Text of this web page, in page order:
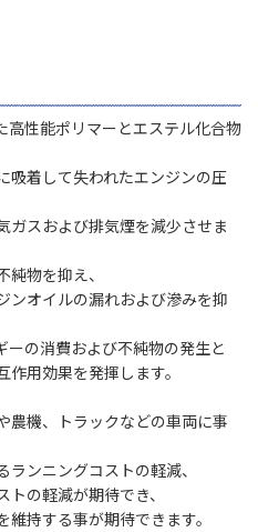
高性能ポリマーとエステル化合物
吸着して失われたエンジンの圧
ガスおよび排気煙を減少させま
物を抑え、
ンオイルの漏れおよび滲みを抑
ーの消費および不純物の発生と
用効果を発揮します。
農機、トラックなどの車両に事
ンニングコストの軽減、
の軽減が期待でき、
持する事が期待できます。